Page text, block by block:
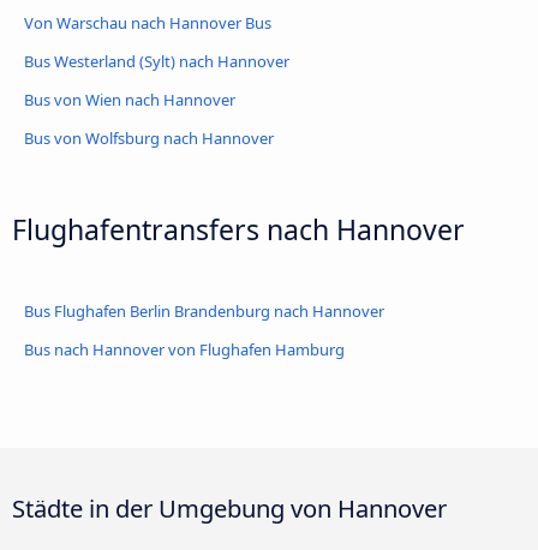
Von Warschau nach Hannover Bus
Bus Westerland (Sylt) nach Hannover
Bus von Wien nach Hannover
Bus von Wolfsburg nach Hannover
Flughafentransfers nach Hannover
Bus Flughafen Berlin Brandenburg nach Hannover
Bus nach Hannover von Flughafen Hamburg
Städte in der Umgebung von Hannover